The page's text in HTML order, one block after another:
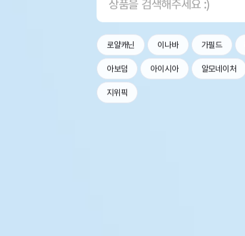
로얄캐닌 이나바 가필드
아보덤 아이시아 알모네이처
지위픽